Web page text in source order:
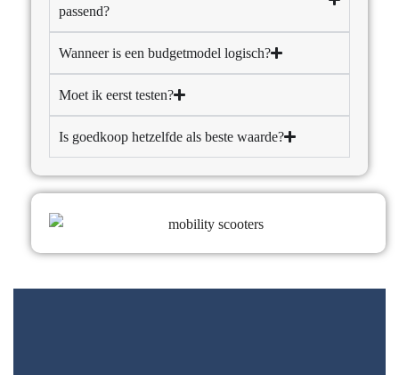
passend?
Wanneer is een budgetmodel logisch?
Moet ik eerst testen?
Is goedkoop hetzelfde als beste waarde?